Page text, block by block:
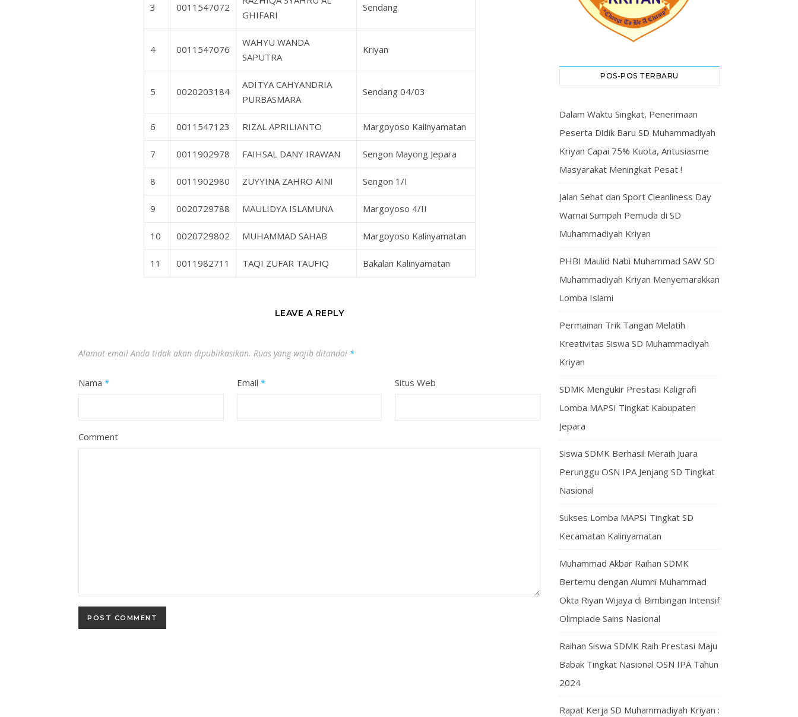
3 0011547072
GHIFARI
Sendang
4 0011547076
WAHYU WANDA
SAPUTRA
Kriyan
5 0020203184
ADITYA CAHYANDRIA
PURBASMARA
Sendang 04/03
6 0011547123 RIZAL APRILIANTO Margoyoso Kalinyamatan
7 0011902978 FAIHSAL DANY IRAWAN Sengon Mayong Jepara
8 0011902980 ZUYYINA ZAHRO AINI Sengon 1/I
9 0020729788 MAULIDYA ISLAMUNA Margoyoso 4/II
10 0020729802 MUHAMMAD SAHAB Margoyoso Kalinyamatan
11 0011982711 TAQI ZUFAR TAUFIQ Bakalan Kalinyamatan
LEAVE A REPLY
Alamat email Anda tidak akan dipublikasikan. Ruas yang wajib ditandai *
Nama * Email * Situs Web
Comment
POS-POS TERBARU
Dalam Waktu Singkat, Penerimaan
Peserta Didik Baru SD Muhammadiyah
Kriyan Capai 75% Kuota, Antusiasme
Masyarakat Meningkat Pesat !
Jalan Sehat dan Sport Cleanliness Day
Warnai Sumpah Pemuda di SD
Muhammadiyah Kriyan
PHBI Maulid Nabi Muhammad SAW SD
Muhammadiyah Kriyan Menyemarakkan
Lomba Islami
Permainan Trik Tangan Melatih
Kreativitas Siswa SD Muhammadiyah
Kriyan
SDMK Mengukir Prestasi Kaligrafi
Lomba MAPSI Tingkat Kabupaten
Jepara
Siswa SDMK Berhasil Meraih Juara
Perunggu OSN IPA Jenjang SD Tingkat
Nasional
Sukses Lomba MAPSI Tingkat SD
Kecamatan Kalinyamatan
Muhammad Akbar Raihan SDMK
Bertemu dengan Alumni Muhammad
Okta Riyan Wijaya di Bimbingan Intensif
Olimpiade Sains Nasional
Raihan Siswa SDMK Raih Prestasi Maju
Babak Tingkat Nasional OSN IPA Tahun
2024
Rapat Kerja SD Muhammadiyah Kriyan :